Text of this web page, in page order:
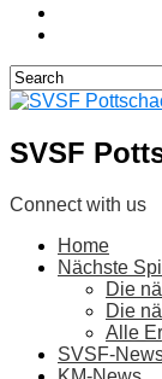
SVSF
Connect with us
Home
Nächste
Die
Die
Alle
SVSF-